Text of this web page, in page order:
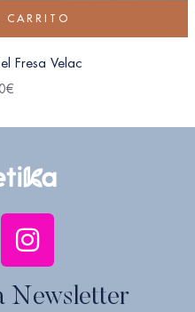
CARRITO
Fresa Velac
€
Newsletter